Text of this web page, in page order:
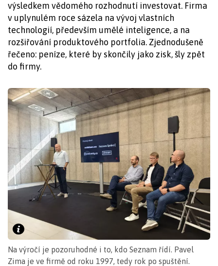
výsledkem vědomého rozhodnutí investovat. Firma
v uplynulém roce sázela na vývoj vlastních
technologií, především umělé inteligence, a na
rozšiřování produktového portfolia. Zjednodušeně
řečeno: peníze, které by skončily jako zisk, šly zpět
do firmy.
Na výročí je pozoruhodné i to, kdo Seznam řídí. Pavel
Zima je ve firmě od roku 1997, tedy rok po spuštění.